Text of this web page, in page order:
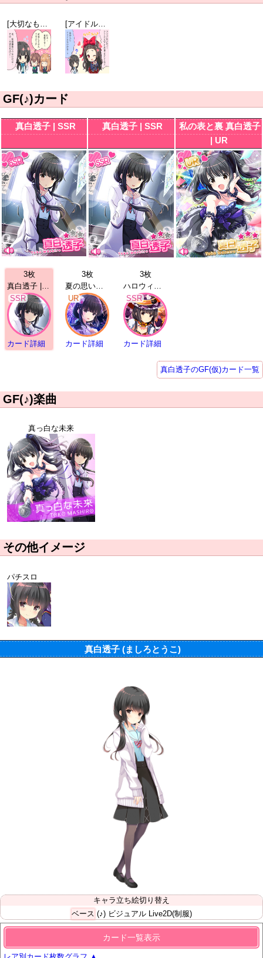
[大切なもの]真白透子 [アイドル（仮）]一色愛瑠
GF(♪)カード
真白透子 | SSR 真白透子 | SSR
私の表と裏 真白透子
| UR
3枚
真白透子 | SSR
SSR
カード詳細
3枚
夏の思い出 真白透子 | UR
UR
カード詳細
3枚
ハロウィン 真白透子 | SSR
SSR
カード詳細
真白透子のGF(仮)カード一覧
GF(♪)楽曲
真っ白な未来
その他イメージ
パチスロ
真白透子 (ましろとうこ)
キャラ立ち絵切り替え
ベース (♪) ビジュアル Live2D(制服)
カード一覧表示